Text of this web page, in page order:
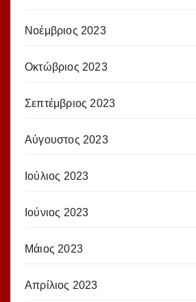
Νοέμβριος 2023
Οκτώβριος 2023
Σεπτέμβριος 2023
Αύγουστος 2023
Ιούλιος 2023
Ιούνιος 2023
Μάιος 2023
Απρίλιος 2023